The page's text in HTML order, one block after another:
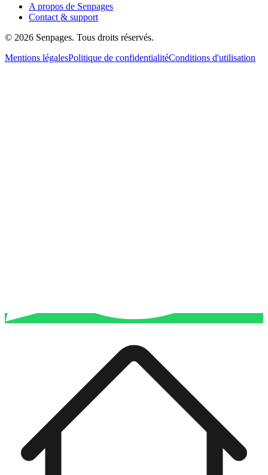
A propos de Senpages
Contact & support
© 2026 Senpages. Tous droits réservés.
Mentions légalesPolitique de confidentialitéConditions d'utilisation